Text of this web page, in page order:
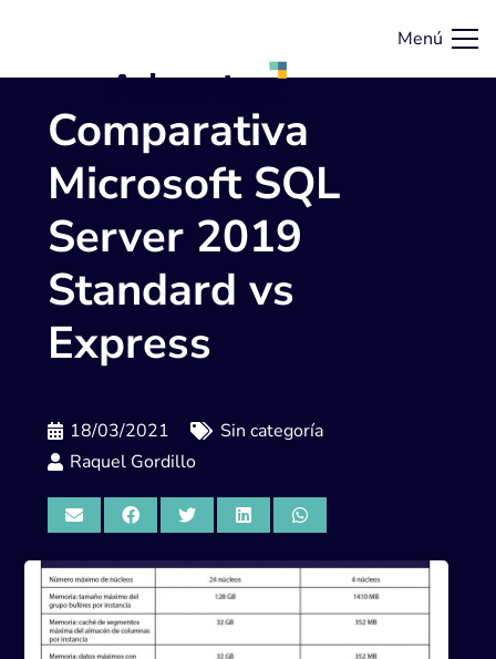
Menú
Comparativa
Microsoft SQL
Server 2019
Standard vs
Express
18/03/2021
Sin categoría
Raquel Gordillo